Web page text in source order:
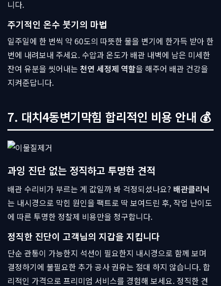
니다.
주기적인 온수 붓기의 마법
일주일에 한 번씩 약 60도의 따뜻한 물을 변기에 한가득 받아 한
번에 내려보내 주세요. 수압과 온도가 배관 내벽에 남은 미세한
잔여 유분을 씻어내는 천연 세정제 역할을 해주어 배관 건강을
지켜준답니다.
7. 대치4동변기막힘 합리적인 비용 안내 💰
과잉 진단 없는 정직하고 투명한 견적
배관 수리비가 부르는 게 값일까 봐 걱정되셨나요? 배관클리닉
는 내시경으로 막힌 원인을 팩트로 딱 보여드린 후, 작업 난이도
에 따른 투명한 정찰제 비용만을 청구합니다.
정직한 진단이 고객님의 지갑을 지킵니다
단순 관통이 가능한지 석션이 필요한지 내시경으로 함께 보며
결정하기에 불필요한 추가 공사 권유는 절대 하지 않습니다. 합
리적인 가격으로 프리미엄 서비스를 경험해 보세요. 정직한 견